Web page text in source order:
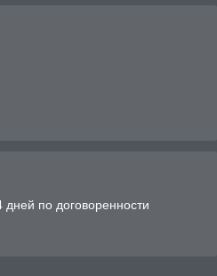
дней по договоренности